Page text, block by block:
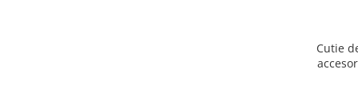
Cutie